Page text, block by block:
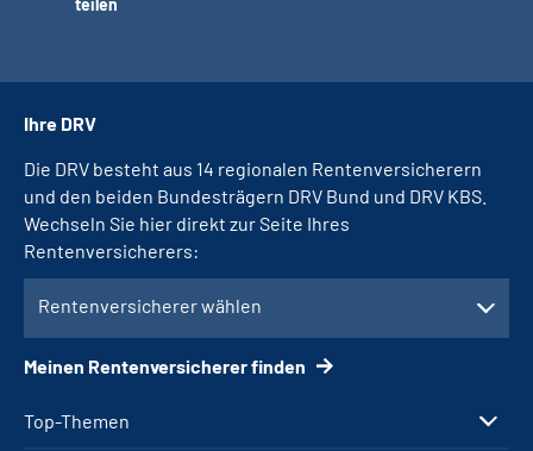
teilen
Top-Themen
Ihre DRV
Die DRV besteht aus 14 regionalen Rentenversicherern
und den beiden Bundesträgern DRV Bund und DRV KBS.
Wechseln Sie hier direkt zur Seite Ihres
Rentenversicherers:
Rentenversicherer wählen
Meinen Rentenversicherer finden